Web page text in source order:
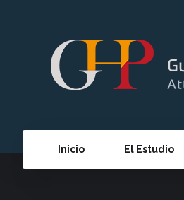
Inicio El Estudio